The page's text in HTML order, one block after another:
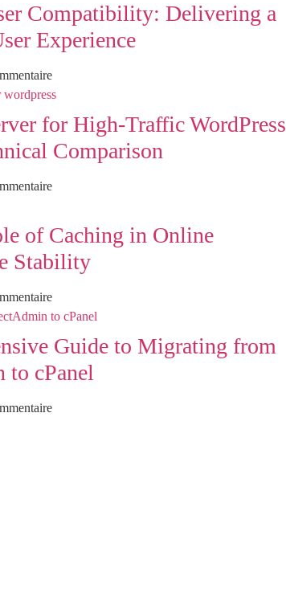
Compatibility: Delivering a
Experience
for High-Traffic WordPress
Comparison
of Caching in Online
Stability
Guide to Migrating from
cPanel